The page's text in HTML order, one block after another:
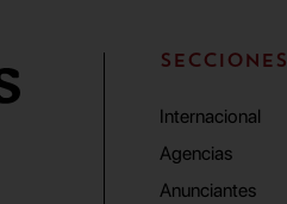
SECCIONES
Internacional
Agencias
Anunciantes